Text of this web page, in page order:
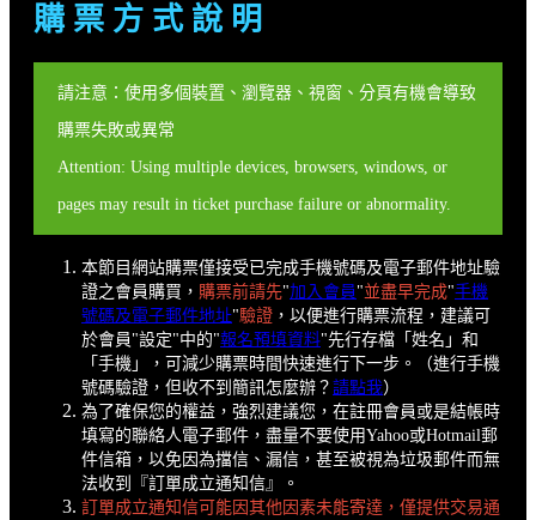
購 票 方 式 說 明
請注意：使用多個裝置、瀏覽器、視窗、分頁有機會導致
購票失敗或異常
Attention: Using multiple devices, browsers, windows, or
pages may result in ticket purchase failure or abnormality.
本節目網站購票僅接受已完成手機號碼及電子郵件地址驗
證之會員購買， 購票前請先"加入會員 "並盡早完成"手機
號碼及電子郵件地址"驗證 ，以便進行購票流程，建議可
於會員"設定"中的"報名預填資料"先行存檔「姓名」和
「手機」，可減少購票時間快速進行下一步。（進行手機
號碼驗證，但收不到簡訊怎麼辦？ 請點我）
為了確保您的權益，強烈建議您，在註冊會員或是結帳時
填寫的聯絡人電子郵件，盡量不要使用Yahoo或Hotmail郵
件信箱，以免因為擋信、漏信，甚至被視為垃圾郵件而無
法收到『訂單成立通知信』。
訂單成立通知信可能因其他因素未能寄達，僅提供交易通